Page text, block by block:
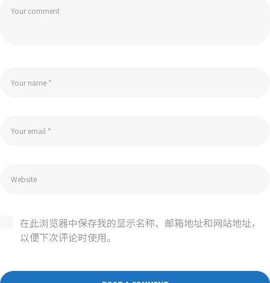
在此浏览器中保存我的显示名称、邮箱地址和网站地址，
以便下次评论时使用。